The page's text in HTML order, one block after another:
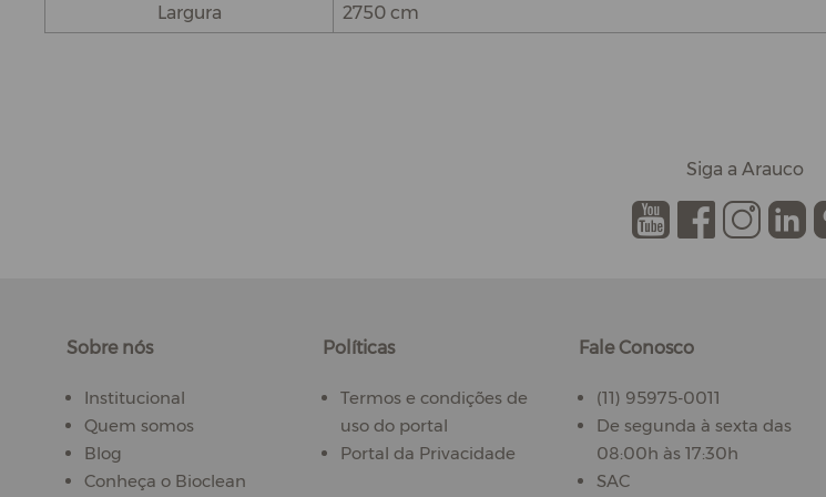
Largura
2750 cm
Siga a Arauco
. . . .
Sobre nós
Institucional
Quem somos
Blog
Conheça o Bioclean
Políticas
Termos e condições de
uso do portal
Portal da Privacidade
Fale Conosco
(11) 95975-0011
De segunda à sexta das
08:00h às 17:30h
SAC